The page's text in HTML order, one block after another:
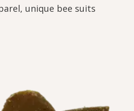
unique bee suits